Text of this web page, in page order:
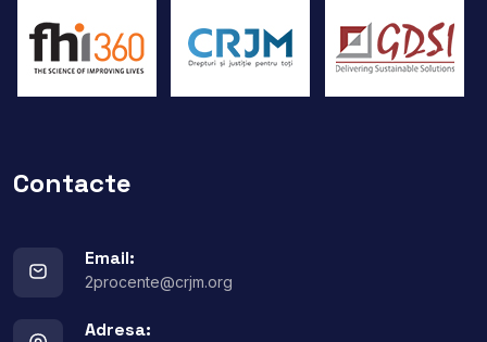
Contacte
Email:
2procente@crjm.org
Adresa: